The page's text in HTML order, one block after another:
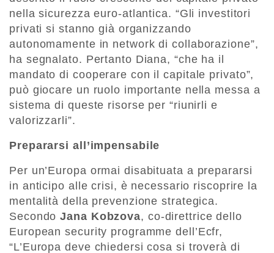
nella sicurezza euro-atlantica. “Gli investitori
privati si stanno già organizzando
autonomamente in network di collaborazione”,
ha segnalato. Pertanto Diana, “che ha il
mandato di cooperare con il capitale privato”,
può giocare un ruolo importante nella messa a
sistema di queste risorse per “riunirli e
valorizzarli”.
Prepararsi all’impensabile
Per un’Europa ormai disabituata a prepararsi
in anticipo alle crisi, è necessario riscoprire la
mentalità della prevenzione strategica.
SecondoJana Kobzova, co-direttrice dello
European security programme dell’Ecfr,
“L’Europa deve chiedersi cosa si troverà di